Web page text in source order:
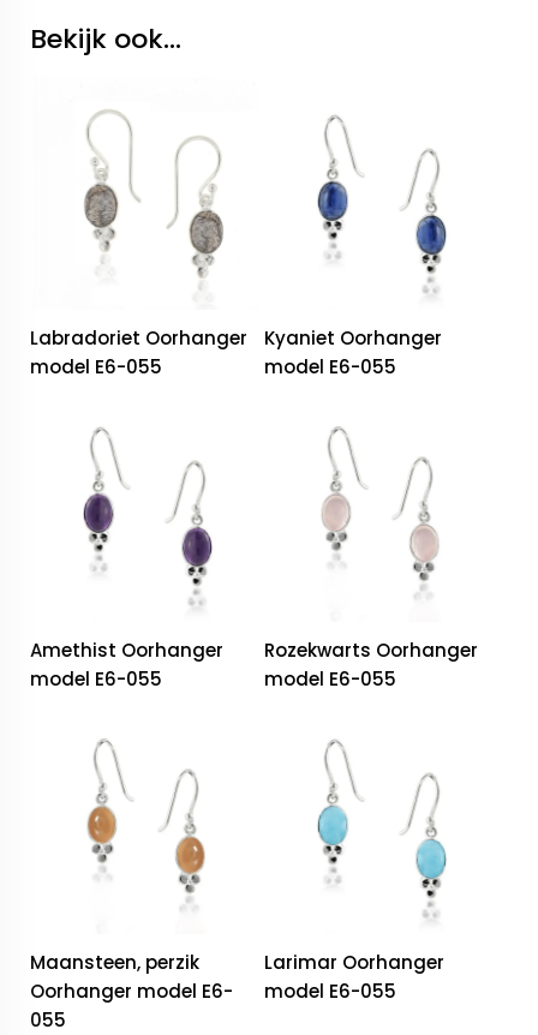
Bekijk ook...
Labradoriet Oorhanger
model E6-055
Kyaniet Oorhanger
model E6-055
Amethist Oorhanger
model E6-055
Rozekwarts Oorhanger
model E6-055
Maansteen, perzik
Oorhanger model E6-
055
Larimar Oorhanger
model E6-055